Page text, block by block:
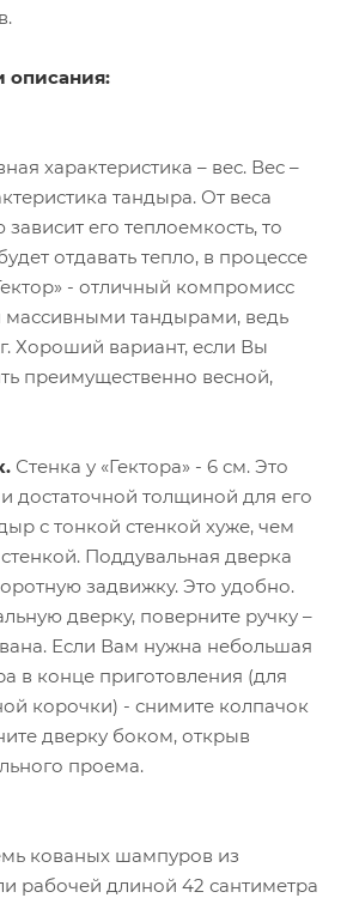
описания:
характеристика – вес. Вес –
тандыра. От веса
его теплоемкость, то
отдавать тепло, в процессе
- отличный компромисс
тандырами, ведь
Хороший вариант, если Вы
преимущественно весной,
Стенка у «Гектора» - 6 см. Это
достаточной толщиной для его
с тонкой стенкой хуже, чем
Поддувальная дверка
задвижку. Это удобно.
дверку, поверните ручку –
Если Вам нужна небольшая
в конце приготовления (для
корочки) - снимите колпачок
дверку боком, открыв
проема.
кованых шампуров из
рабочей длиной 42 сантиметра